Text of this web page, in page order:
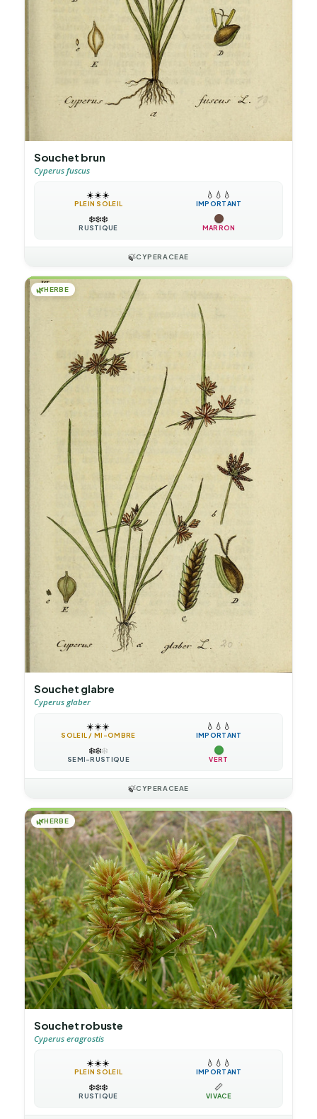
Souchet brun
Cyperus fuscus
☀️☀️☀️
PLEIN SOLEIL
💧 💧 💧
IMPORTANT
❄️❄️❄️
RUSTIQUE MARRON
🍃CYPERACEAE
🌿HERBE
Souchet glabre
Cyperus glaber
☀️☀️☀️
SOLEIL / MI-OMBRE
💧 💧 💧
IMPORTANT
❄️❄️❄️
SEMI-RUSTIQUE VERT
🍃CYPERACEAE
🌿HERBE
Souchet robuste
Cyperus eragrostis
☀️☀️☀️
PLEIN SOLEIL
💧 💧 💧
IMPORTANT
❄️❄️❄️
RUSTIQUE
📏
VIVACE